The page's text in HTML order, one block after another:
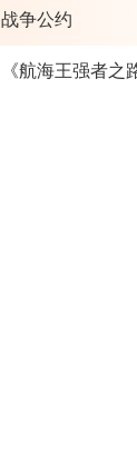
战争公约